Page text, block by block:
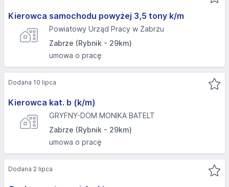
Kierowca samochodu powyżej 3,5 tony k/m
Powiatowy Urząd Pracy w Zabrzu
Zabrze (Rybnik - 29km)
umowa o pracę
Kierowca kat. b (k/m)
GRYFNY-DOM MONIKA BATELT
Zabrze (Rybnik - 29km)
umowa o pracę
Dodana 10 lipca
Dodana 2 lipca